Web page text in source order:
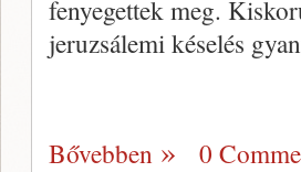
fenyegettek meg.
jeruzsálemi késelés
Bővebben 0